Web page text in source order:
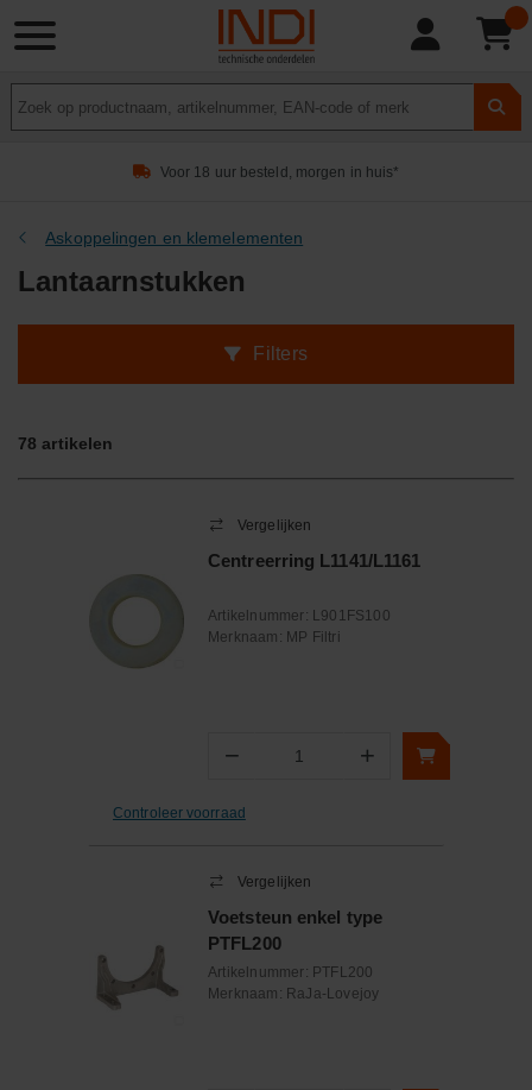
Voor 18 uur besteld, morgen in huis*
Askoppelingen en klemelementen
Lantaarnstukken
Filters
78 artikelen
Vergelijken
Centreerring L1141/L1161
Artikelnummer: L901FS100
Merknaam: MP Filtri
− Aantal +
Controleer voorraad
Vergelijken
Voetsteun enkel type
PTFL200
Artikelnummer: PTFL200
Merknaam: RaJa-Lovejoy